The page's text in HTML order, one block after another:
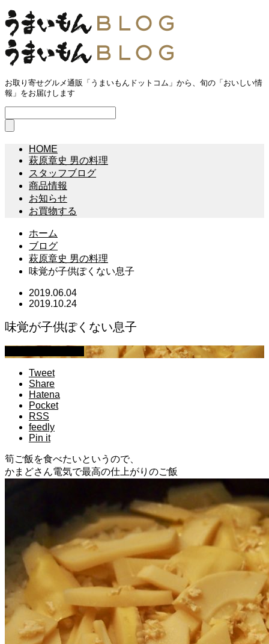
お取り寄せグルメ通販「うまいもんドットコム」から、旬の「おいしい情
報」をお届けします
HOME
萩原章史 男の料理
スタッフブログ
商品情報
お知らせ
お買物する
ホーム
ブログ
萩原章史 男の料理
味覚が子供ぽくない息子
2019.06.04
2019.10.24
味覚が子供ぽくない息子
Tweet
Share
Hatena
Pocket
RSS
feedly
Pin it
筍ご飯を食べたいというので、
かまどさん電気で最高の仕上がりのご飯